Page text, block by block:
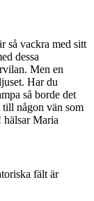
så vackra med sitt
dessa
Men en
Har du
så borde det
till någon vän som
Maria
fält är